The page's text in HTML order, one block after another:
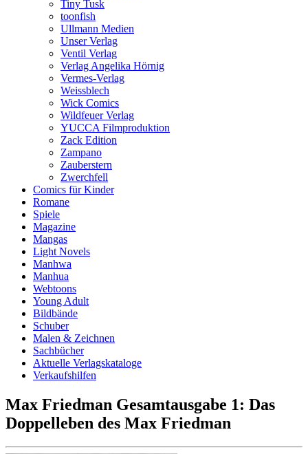
Tiny Tusk
toonfish
Ullmann Medien
Unser Verlag
Ventil Verlag
Verlag Angelika Hörnig
Vermes-Verlag
Weissblech
Wick Comics
Wildfeuer Verlag
YUCCA Filmproduktion
Zack Edition
Zampano
Zauberstern
Zwerchfell
Comics für Kinder
Romane
Spiele
Magazine
Mangas
Light Novels
Manhwa
Manhua
Webtoons
Young Adult
Bildbände
Schuber
Malen & Zeichnen
Sachbücher
Aktuelle Verlagskataloge
Verkaufshilfen
Max Friedman Gesamtausgabe 1: Das
Doppelleben des Max Friedman